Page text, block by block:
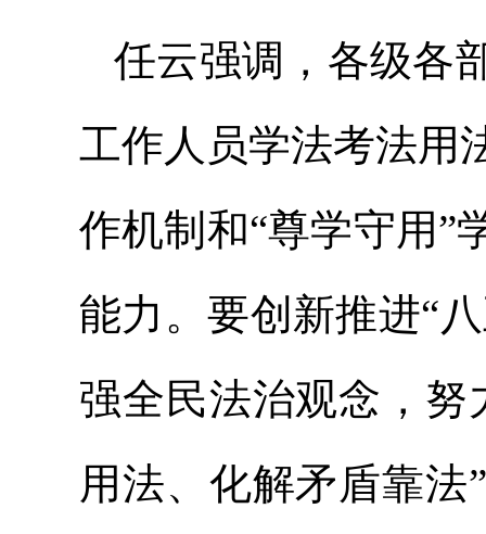
任云强调，各级各
工作人员学法考法用
作机制和“尊学守用”
能力。要创新推进“
强全民法治观念，努
用法、化解矛盾靠